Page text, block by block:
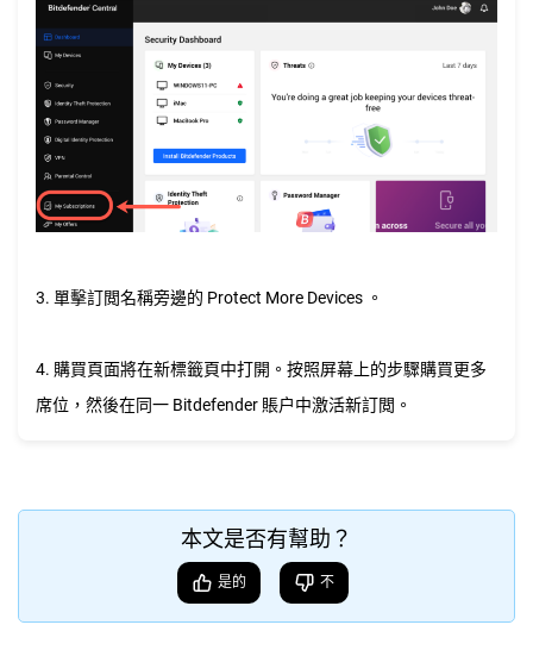
3. 單擊訂閲名稱旁邊的 Protect More Devices 。
4. 購買頁面將在新標籤頁中打開。按照屏幕上的步驟購買更多
席位，然後在同一 Bitdefender 賬户中激活新訂閲。
本文是否有幫助？
是的 不